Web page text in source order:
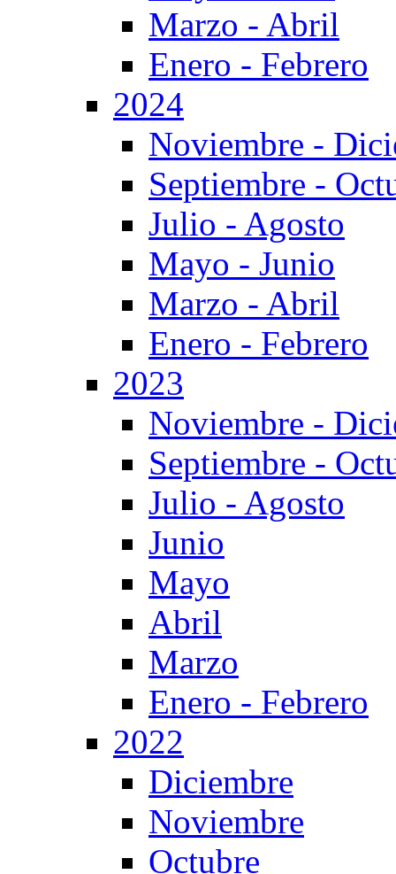
Marzo - Abril
Enero - Febrero
2024
Noviembre -
Septiembre -
Julio - Agosto
Mayo - Junio
Marzo - Abril
Enero - Febrero
2023
Noviembre -
Septiembre -
Julio - Agosto
Junio
Mayo
Abril
Marzo
Enero - Febrero
2022
Diciembre
Noviembre
Octubre